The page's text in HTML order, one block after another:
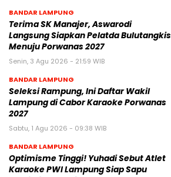
BANDAR LAMPUNG
Terima SK Manajer, Aswarodi
Langsung Siapkan Pelatda Bulutangkis
Menuju Porwanas 2027
Senin, 3 Agu 2026 - 21:59 WIB
BANDAR LAMPUNG
Seleksi Rampung, Ini Daftar Wakil
Lampung di Cabor Karaoke Porwanas
2027
Sabtu, 1 Agu 2026 - 09:38 WIB
BANDAR LAMPUNG
Optimisme Tinggi! Yuhadi Sebut Atlet
Karaoke PWI Lampung Siap Sapu